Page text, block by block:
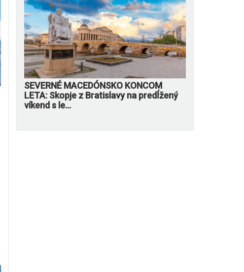
SEVERNÉ MACEDÓNSKO KONCOM
LETA: Skopje z Bratislavy na predĺžený
víkend s le...